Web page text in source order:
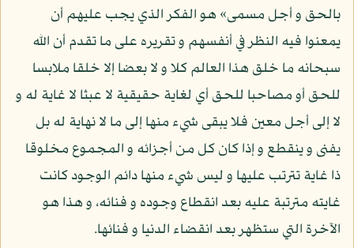
بالحق و أجل مسمى» هو الفكر الذي يجب عليهم أن
يمعنوا فيه النظر في أنفسهم و تقريره على ما تقدم أن الله
سبحانه ما خلق هذا العالم كلا و لا بعضا إلا خلقا ملابسا
للحق أو مصاحبا للحق أي لغاية حقيقية لا عبثا لا غاية له و
لا إلى أجل معين فلا يبقى شيء منها إلى ما لا نهاية له بل
يفنى و ينقطع و إذا كان كل من أجزائه و المجموع مخلوقا
ذا غاية تترتب عليها و ليس شيء منها دائم الوجود كانت
غايته مترتبة عليه بعد انقطاع وجوده و فنائه، و هذا هو
الآخرة التي ستظهر بعد انقضاء الدنيا و فنائها.